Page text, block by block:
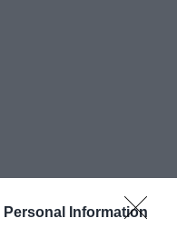
Personal Information